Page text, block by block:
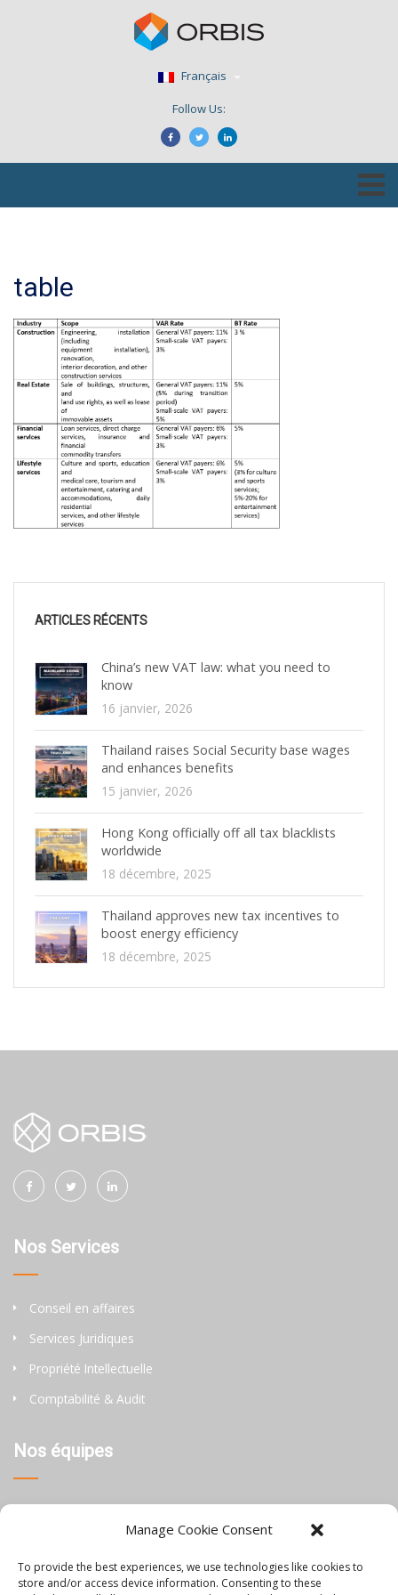
Manage Cookie Consent
To provide the best experiences, we use technologies like cookies to
store and/or access device information. Consenting to these
Français
Follow Us:
table
ARTICLES RÉCENTS
China’s new VAT law: what you need to
know
16 janvier, 2026
Thailand raises Social Security base wages
and enhances benefits
15 janvier, 2026
Hong Kong officially off all tax blacklists
worldwide
18 décembre, 2025
Thailand approves new tax incentives to
boost energy efficiency
18 décembre, 2025
Nos Services
Conseil en affaires
Services Juridiques
Propriété Intellectuelle
Comptabilité & Audit
Nos équipes
Philippines